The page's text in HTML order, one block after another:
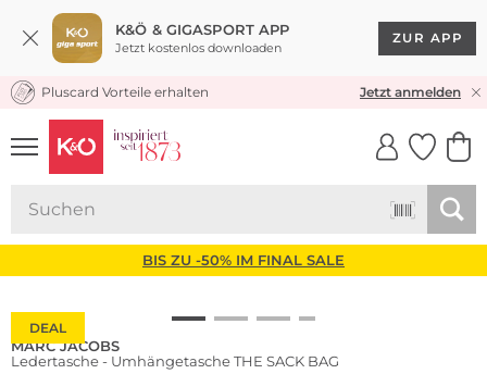
K&Ö & GIGASPORT APP
Jetzt kostenlos downloaden
ZUR APP
KOSTENLOSER VERSAND* & RÜCKVERSAND
Pluscard Vorteile erhalten Jetzt anmelden
UNSERE APP
CLICK &
BIS ZU -50% IM FINAL SALE
DEAL
MARC JACOBS
Ledertasche - Umhängetasche THE SACK BAG